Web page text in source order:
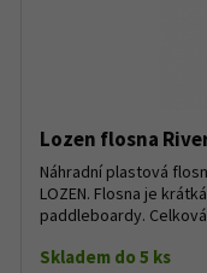
Lozen flosna
Náhradní plastová
LOZEN. Flosna je
paddleboardy.
Skladem do 5 ks